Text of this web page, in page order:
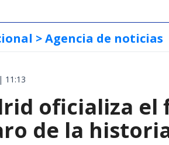
> Agencia de noticias
11:13
oficializa el
de la